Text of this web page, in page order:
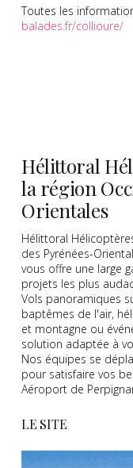
Toutes les
balades.fr/collioure/
Hélittoral
la région
Orientales
Hélittoral
des Pyrénées-
vous offre une large
projets les plus
Vols panoramiques
baptêmes de l'air,
et montagne ou
solution adaptée à
Nos équipes se
pour satisfaire vos
Aéroport de
LE SITE